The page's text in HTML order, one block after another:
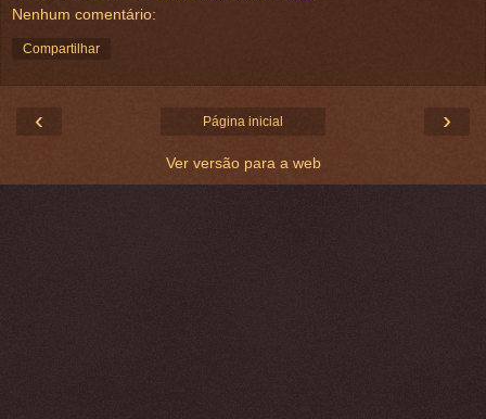
Nenhum comentário:
Compartilhar
‹ ›
Página inicial
Ver versão para a web